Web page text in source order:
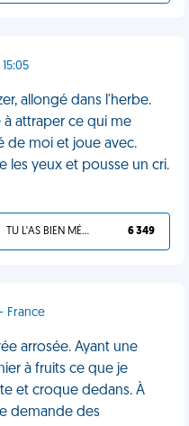
allongé dans l'herbe.
à attraper ce qui me
de moi et joue avec.
les yeux et pousse un cri.
TU L'AS BIEN MÉRITÉ 6 349
France
arrosée. Ayant une
à fruits ce que je
et croque dedans. À
demande des